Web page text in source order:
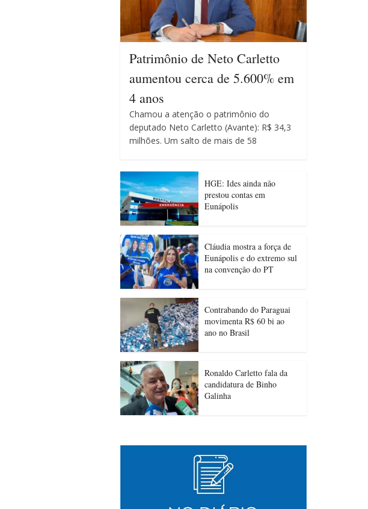
Patrimônio de Neto Carletto
aumentou cerca de 5.600% em
4 anos
Chamou a atenção o patrimônio do
deputado Neto Carletto (Avante): R$ 34,3
milhões. Um salto de mais de 58
HGE: Ides ainda não
prestou contas em
Eunápolis
Cláudia mostra a força de
Eunápolis e do extremo sul
na convenção do PT
Contrabando do Paraguai
movimenta R$ 60 bi ao
ano no Brasil
Ronaldo Carletto fala da
candidatura de Binho
Galinha